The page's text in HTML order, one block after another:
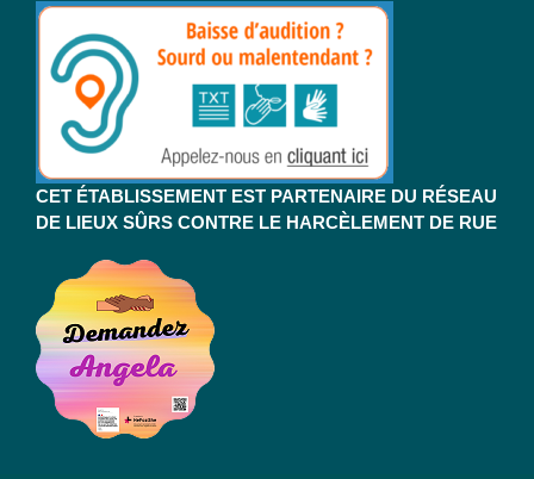
CET ÉTABLISSEMENT EST PARTENAIRE DU RÉSEAU
DE LIEUX SÛRS CONTRE LE HARCÈLEMENT DE RUE